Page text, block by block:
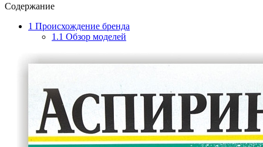
Содержание
1 Происхождение бренда
1.1 Обзор моделей